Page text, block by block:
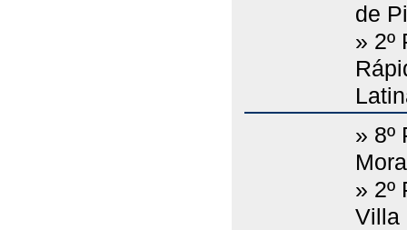
de
» 2º
» 8º
» 2º
Villa